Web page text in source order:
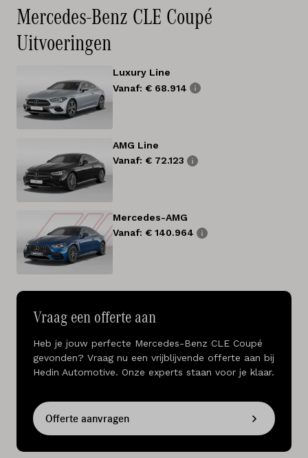
Mercedes-Benz CLE Coupé
Uitvoeringen
Luxury Line
Vanaf: € 68.914
AMG Line
Vanaf: € 72.123
Mercedes-AMG
Vanaf: € 140.964
Vraag een offerte aan
Heb je jouw perfecte Mercedes-Benz CLE Coupé
gevonden? Vraag nu een vrijblijvende offerte aan bij
Hedin Automotive. Onze experts staan voor je klaar.
Offerte aanvragen